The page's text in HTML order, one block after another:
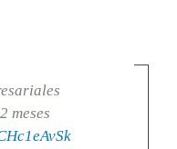
meses